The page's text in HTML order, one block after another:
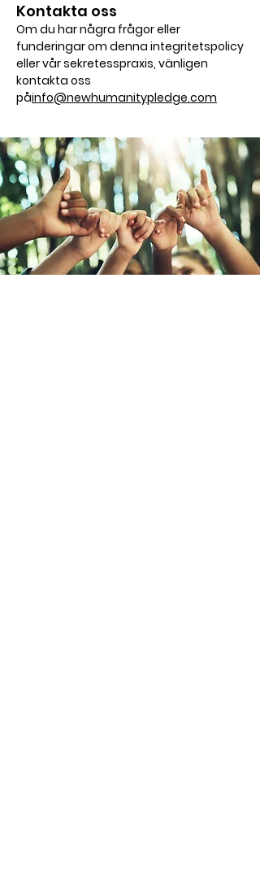
Kontakta oss
Om du har några frågor eller
funderingar om denna integritetspolicy
eller vår sekretesspraxis, vänligen
kontakta oss
påinfo@newhumanitypledge.com